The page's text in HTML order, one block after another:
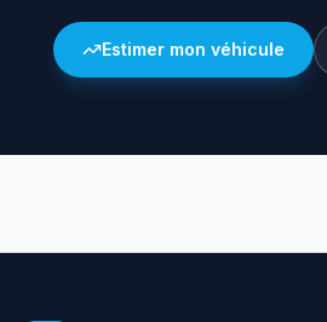
Estimer mon véhicule